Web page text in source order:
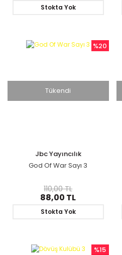
Stokta Yok
%20
Tükendi
Jbc Yayıncılık
God Of War Sayı 3
88,00 TL
110,00 TL
Stokta Yok
%15